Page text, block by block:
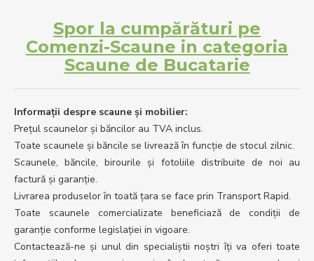
Spor la cumpărături pe
Comenzi-Scaune in categoria
Scaune de Bucatarie
Informații despre scaune și mobilier:
Prețul scaunelor și băncilor au TVA inclus.
Toate scaunele și băncile se livrează în funcție de stocul zilnic.
Scaunele, băncile, birourile și fotoliile distribuite de noi au
factură și garanție.
Livrarea produselor în toată țara se face prin Transport Rapid.
Toate scaunele comercializate beneficiază de condiții de
garanție conforme legislației in vigoare.
Contactează-ne și unul din specialiștii noștri îți va oferi toate